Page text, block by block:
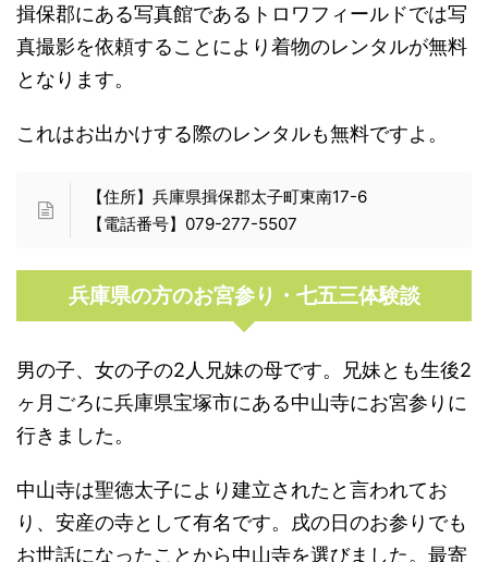
揖保郡にある写真館であるトロワフィールドでは写
真撮影を依頼することにより着物のレンタルが無料
となります。
これはお出かけする際のレンタルも無料ですよ。
【住所】兵庫県揖保郡太子町東南17-6
【電話番号】079-277-5507
兵庫県の方のお宮参り・七五三体験談
男の子、女の子の2人兄妹の母です。兄妹とも生後2
ヶ月ごろに兵庫県宝塚市にある中山寺にお宮参りに
行きました。
中山寺は聖徳太子により建立されたと言われてお
り、安産の寺として有名です。戌の日のお参りでも
お世話になったことから中山寺を選びました。最寄